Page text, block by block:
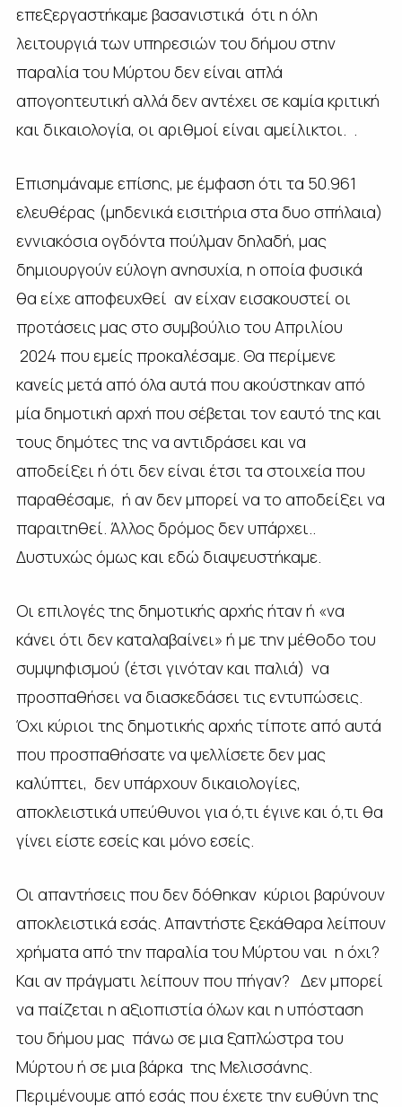
επεξεργαστήκαμε βασανιστικά ότι η όλη
λειτουργιά των υπηρεσιών του δήμου στην
παραλία του Μύρτου δεν είναι απλά
απογοητευτική αλλά δεν αντέχει σε καμία κριτική
και δικαιολογία, οι αριθμοί είναι αμείλικτοι. .
Επισημάναμε επίσης, με έμφαση ότι τα 50.961
ελευθέρας (μηδενικά εισιτήρια στα δυο σπήλαια)
εννιακόσια ογδόντα πούλμαν δηλαδή, μας
δημιουργούν εύλογη ανησυχία, η οποία φυσικά
θα είχε αποφευχθεί αν είχαν εισακουστεί οι
προτάσεις μας στο συμβούλιο του Απριλίου
2024 που εμείς προκαλέσαμε. Θα περίμενε
κανείς μετά από όλα αυτά που ακούστηκαν από
μία δημοτική αρχή που σέβεται τον εαυτό της και
τους δημότες της να αντιδράσει και να
αποδείξει ή ότι δεν είναι έτσι τα στοιχεία που
παραθέσαμε, ή αν δεν μπορεί να το αποδείξει να
παραιτηθεί. Άλλος δρόμος δεν υπάρχει..
Δυστυχώς όμως και εδώ διαψευστήκαμε.
Οι επιλογές της δημοτικής αρχής ήταν ή «να
κάνει ότι δεν καταλαβαίνει» ή με την μέθοδο του
συμψηφισμού (έτσι γινόταν και παλιά) να
προσπαθήσει να διασκεδάσει τις εντυπώσεις.
Όχι κύριοι της δημοτικής αρχής τίποτε από αυτά
που προσπαθήσατε να ψελλίσετε δεν μας
καλύπτει, δεν υπάρχουν δικαιολογίες,
αποκλειστικά υπεύθυνοι για ό,τι έγινε και ό,τι θα
γίνει είστε εσείς και μόνο εσείς.
Οι απαντήσεις που δεν δόθηκαν κύριοι βαρύνουν
αποκλειστικά εσάς. Απαντήστε ξεκάθαρα λείπουν
χρήματα από την παραλία του Μύρτου ναι η όχι?
Και αν πράγματι λείπουν που πήγαν? Δεν μπορεί
να παίζεται η αξιοπιστία όλων και η υπόσταση
του δήμου μας πάνω σε μια ξαπλώστρα του
Μύρτου ή σε μια βάρκα της Μελισσάνης.
Περιμένουμε από εσάς που έχετε την ευθύνη της